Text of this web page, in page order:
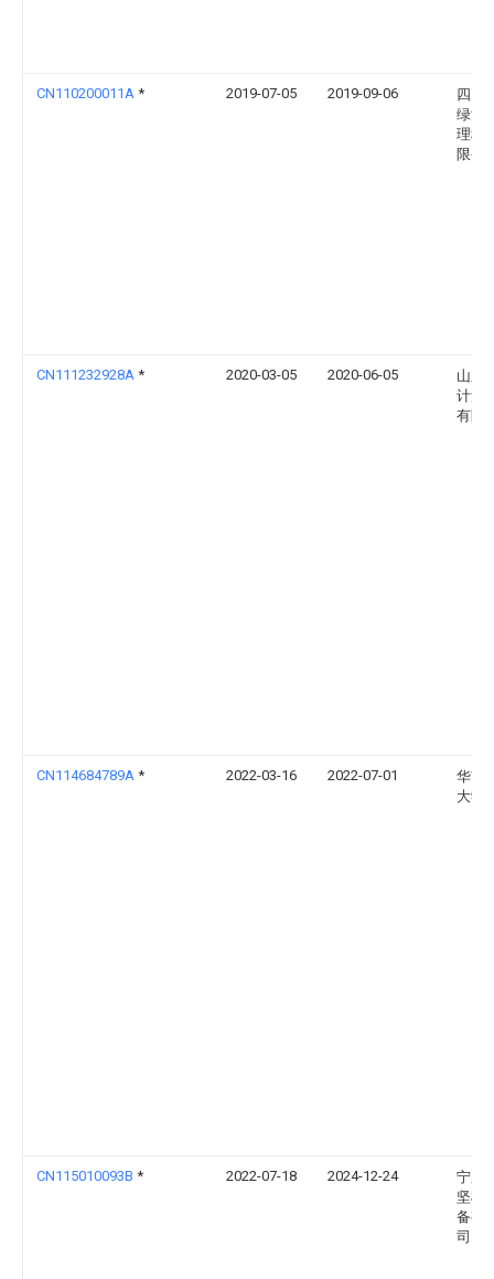
CN110200011A * 2019-07-05 2019-09-06
四川
绿源
理科
限公
CN111232928A * 2020-03-05 2020-06-05
山东
计量
有限
CN114684789A * 2022-03-16 2022-07-01
华南
大学
CN115010093B * 2022-07-18 2024-12-24
宁夏
坚机
备有
司